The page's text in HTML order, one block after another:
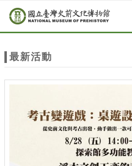
站
主
跳到主要內容
網站導覽
最新活動